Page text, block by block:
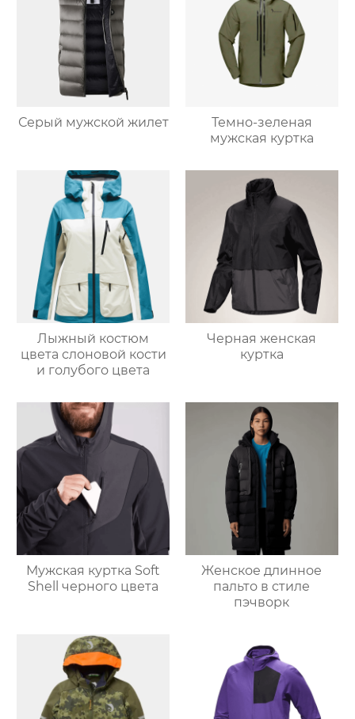
Серый мужской жилет
Темно-зеленая
мужская куртка
Лыжный костюм
цвета слоновой кости
и голубого цвета
Черная женская
куртка
Мужская куртка Soft
Shell черного цвета
Женское длинное
пальто в стиле
пэчворк